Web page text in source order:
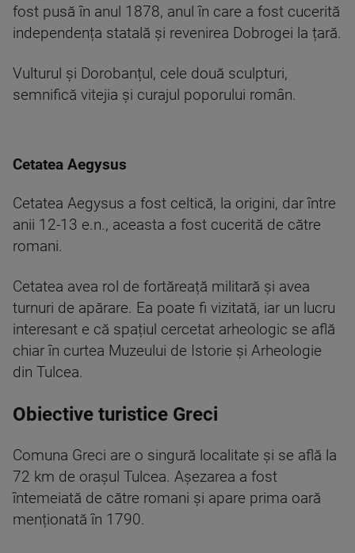
fost pusă în anul 1878, anul în care a fost cucerită
independența statală și revenirea Dobrogei la țară.
Vulturul și Dorobanțul, cele două sculpturi,
semnifică vitejia și curajul poporului român.
Cetatea Aegysus
Cetatea Aegysus a fost celtică, la origini, dar între
anii 12-13 e.n., aceasta a fost cucerită de către
romani.
Cetatea avea rol de fortăreață militară și avea
turnuri de apărare. Ea poate fi vizitată, iar un lucru
interesant e că spațiul cercetat arheologic se află
chiar în curtea Muzeului de Istorie și Arheologie
din Tulcea.
Obiective turistice Greci
Comuna Greci are o singură localitate și se află la
72 km de orașul Tulcea. Așezarea a fost
întemeiată de către romani și apare prima oară
menționată în 1790.